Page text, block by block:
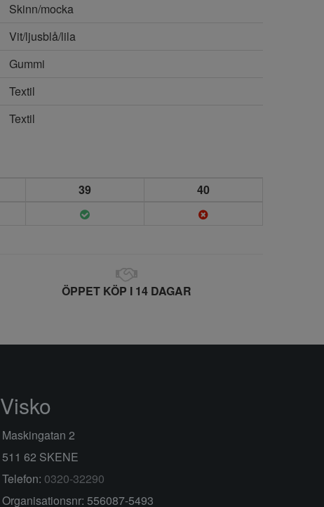
Skinn/mocka
Vit/ljusblå/lila
Gummi
Textil
Textil
39
40
ÖPPET KÖP I 14 DAGAR
Visko
Maskingatan 2
511 62 SKENE
Telefon: 0320-32290
Organisationsnr: 556087-5493